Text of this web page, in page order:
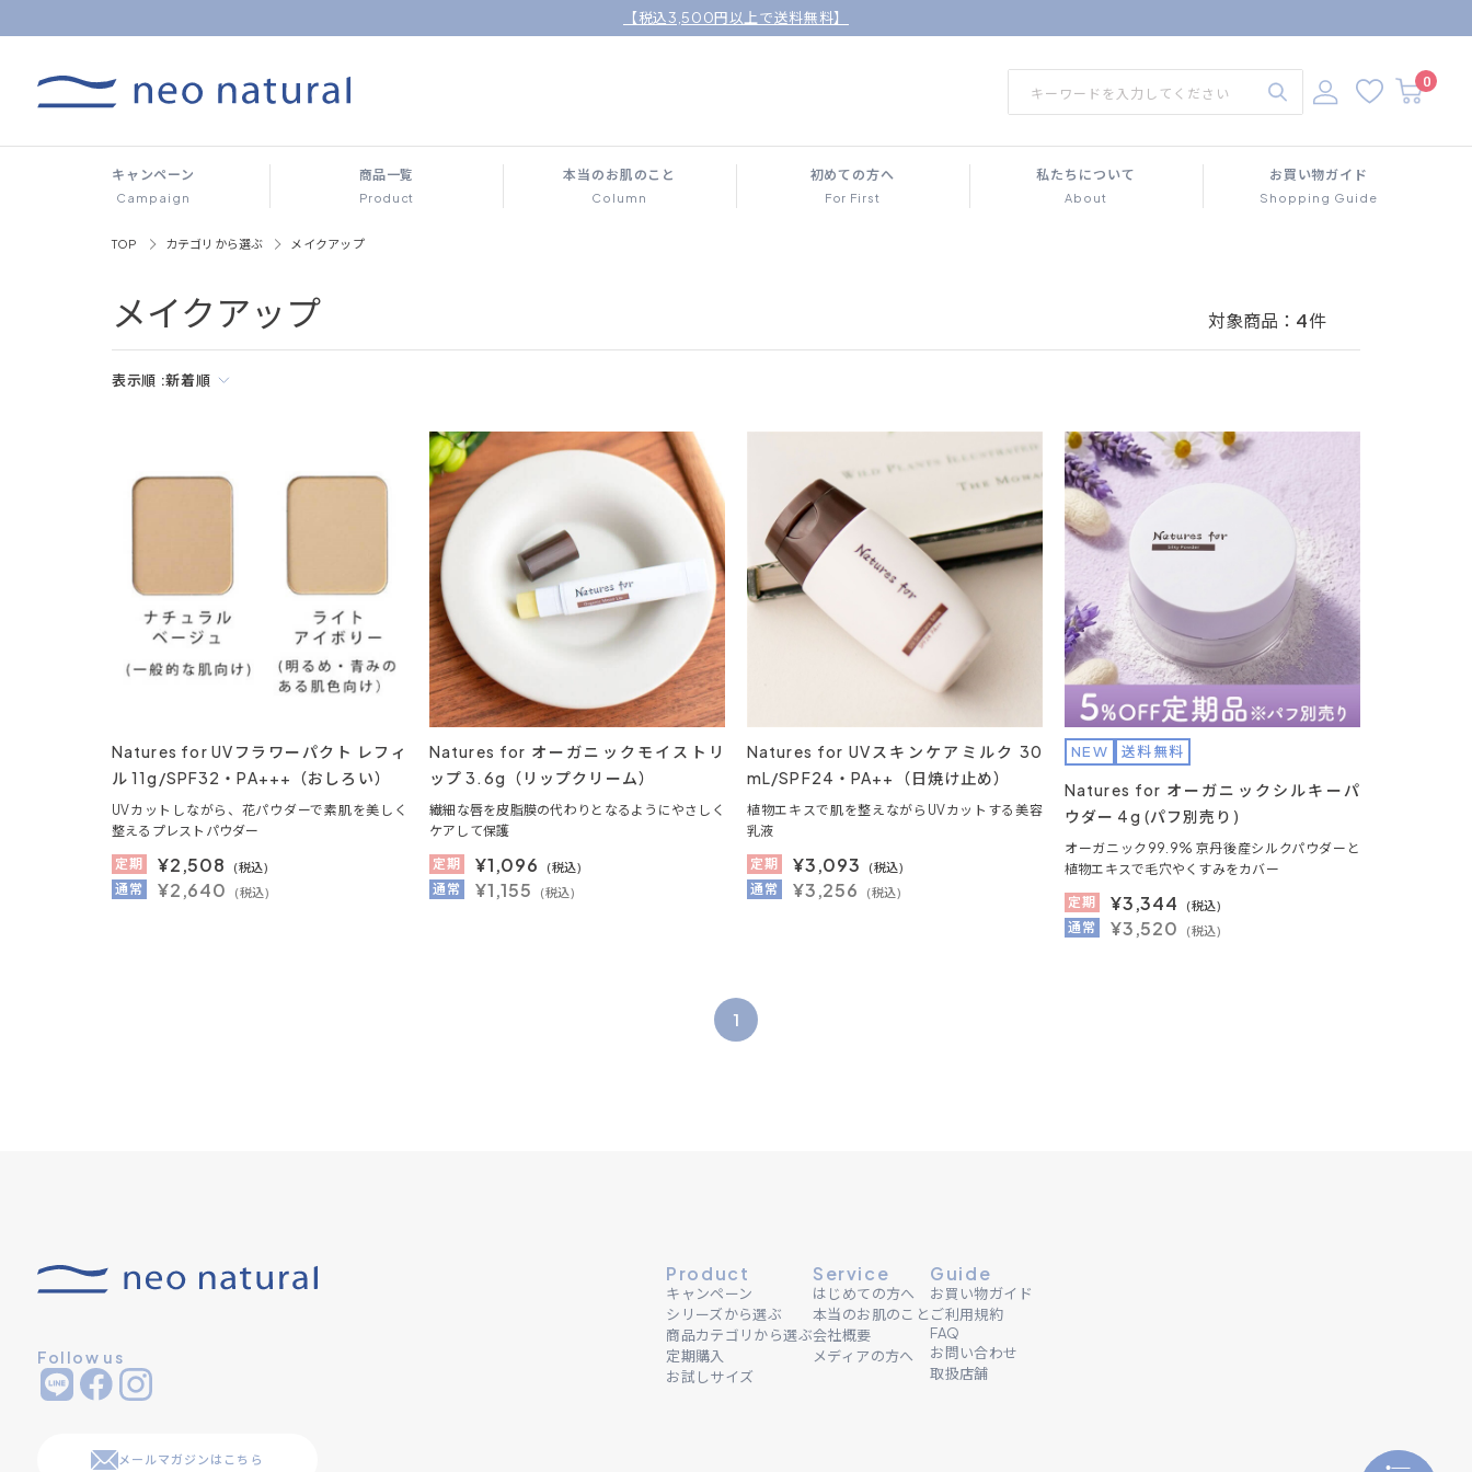
【税込3,500円以上で送料無料】
0
キャンペーン
Campaign
商品一覧
Product
本当のお肌のこと
Column
初めての方へ
For First
私たちについて
About
お買い物ガイド
Shopping Guide
TOP カテゴリから選ぶ メイクアップ
メイクアップ 対象商品： 4件
表示順 :新着順
Natures for UVフラワーパクト レフィ
ル 11g/SPF32・PA+++（おしろい）
UVカットしながら、花パウダーで素肌を美しく
整えるプレストパウダー
定期
¥2,508 (税込)
通常 ¥2,640 (税込)
Natures for オーガニックモイストリ
ップ 3.6g（リップクリーム）
繊細な唇を皮脂膜の代わりとなるようにやさしく
ケアして保護
定期
¥1,096 (税込)
通常 ¥1,155 (税込)
Natures for UVスキンケアミルク 30
mL/SPF24・PA++（日焼け止め）
植物エキスで肌を整えながらUVカットする美容
乳液
定期
¥3,093 (税込)
通常 ¥3,256 (税込)
NEW 送料無料
Natures for オーガニックシルキーパ
ウダー 4g (パフ別売り)
オーガニック99.9% 京丹後産シルクパウダーと
植物エキスで毛穴やくすみをカバー
定期
¥3,344 (税込)
通常 ¥3,520 (税込)
1
Product
キャンペーン
シリーズから選ぶ
商品カテゴリから選ぶ
定期購入
お試しサイズ
Service
はじめての方へ
本当のお肌のこと
会社概要
メディアの方へ
Guide
お買い物ガイド
ご利用規約
FAQ
お問い合わせ
取扱店舗
Follow us
メールマガジンはこちら